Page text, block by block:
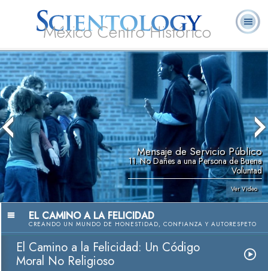
México Centro Histórico
Acerca de
Nosotros
L. Ronald
Hubbard
¿Qué es
Scientology?
Ministros
Voluntarios
Preguntas
Frecuentes
Mensaje de Servicio Público
11. No Dañes a una Persona de Buena
Voluntad
Ver Video
EL CAMINO A LA FELICIDAD
CREANDO UN MUNDO DE HONESTIDAD, CONFIANZA Y AUTORESPETO
El Camino a la Felicidad: Un Código
Moral No Religioso